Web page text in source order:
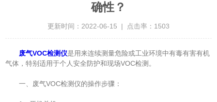
确性？
更新时间：2022-06-15 | 点击率：1503
废气VOC检测仪是用来连续测量危险或工业环境中有毒有害有机
气体，特别适用于个人安全防护和现场VOC检测。
一、废气VOC检测仪的操作步骤：